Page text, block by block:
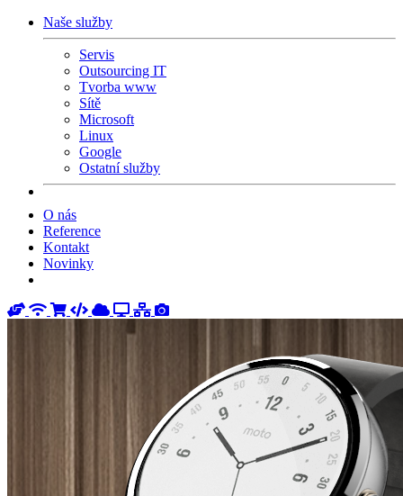
Naše služby
Servis
Outsourcing IT
Tvorba www
Sítě
Microsoft
Linux
Google
Ostatní služby
O nás
Reference
Kontakt
Novinky